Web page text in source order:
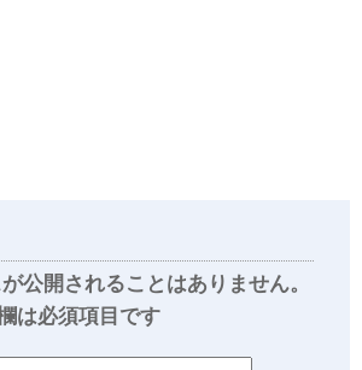
公開されることはありません。
は必須項目です